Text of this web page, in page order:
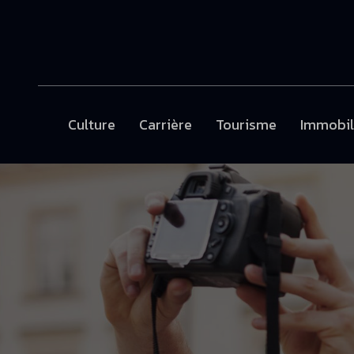
Culture Carrière Tourisme